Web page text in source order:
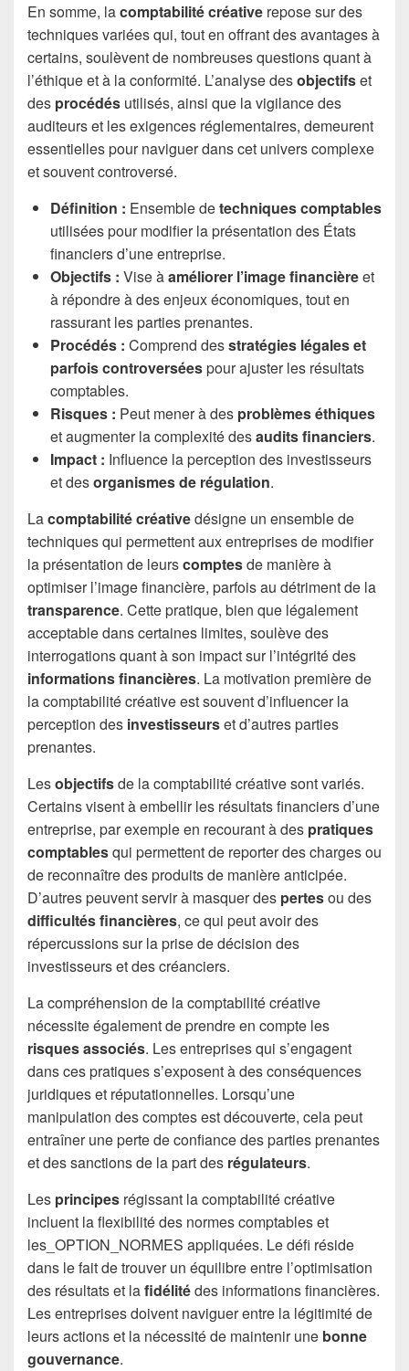
En somme, lacomptabilité créative repose sur des
techniques variées qui, tout en offrant des avantages à
certains, soulèvent de nombreuses questions quant à
l’éthique et à la conformité. L’analyse desobjectifset
des procédés utilisés, ainsi que la vigilance des
auditeurs et les exigences réglementaires, demeurent
essentielles pour naviguer dans cet univers complexe
et souvent controversé.
Définition : Ensemble detechniques comptables
utilisées pour modifier la présentation des États
financiers d’une entreprise.
Objectifs : Vise àaméliorer l’image financièreet
à répondre à des enjeux économiques, tout en
rassurant les parties prenantes.
Procédés : Comprend desstratégies légales et
parfois controverséespour ajuster les résultats
comptables.
Risques : Peut mener à des problèmes éthiques
et augmenter la complexité desaudits financiers.
Impact : Influence la perception des investisseurs
et desorganismes de régulation.
Lacomptabilité créativedésigne un ensemble de
techniques qui permettent aux entreprises de modifier
la présentation de leurscomptesde manière à
optimiser l’image financière, parfois au détriment de la
transparence. Cette pratique, bien que légalement
acceptable dans certaines limites, soulève des
interrogations quant à son impact sur l’intégrité des
informations financières. La motivation première de
la comptabilité créative est souvent d’influencer la
perception des investisseurset d’autres parties
prenantes.
Lesobjectifsde la comptabilité créative sont variés.
Certains visent à embellir les résultats financiers d’une
entreprise, par exemple en recourant à des pratiques
comptablesqui permettent de reporter des charges ou
de reconnaître des produits de manière anticipée.
D’autres peuvent servir à masquer des pertesou des
difficultés financières, ce qui peut avoir des
répercussions sur la prise de décision des
investisseurs et des créanciers.
La compréhension de la comptabilité créative
nécessite également de prendre en compte les
risques associés. Les entreprises qui s’engagent
dans ces pratiques s’exposent à des conséquences
juridiques et réputationnelles. Lorsqu’une
manipulation des comptes est découverte, cela peut
entraîner une perte de confiance des parties prenantes
et des sanctions de la part des régulateurs.
Les principes régissant la comptabilité créative
incluent la flexibilité des normes comptables et
les_OPTION_NORMES appliquées. Le défi réside
dans le fait de trouver un équilibre entre l’optimisation
des résultats et lafidélitédes informations financières.
Les entreprises doivent naviguer entre la légitimité de
leurs actions et la nécessité de maintenir une bonne
gouvernance.